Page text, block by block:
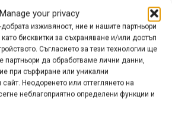
Manage your privacy
изживяност, ние и нашите партньори
бисквитки за съхраняване и/или достъп
Съгласието за тези технологии ще
партньори да обработваме лични данни,
при сърфиране или уникални
Неодоренето или оттеглянето на
неблагоприятно определени функции и
Enduro World Series 2015 –
6 кръг в Уислър, Канада
авг. 18, 2015 at 19:09. 272